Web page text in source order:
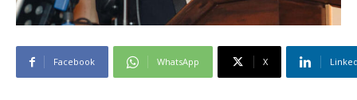
Facebook WhatsApp X